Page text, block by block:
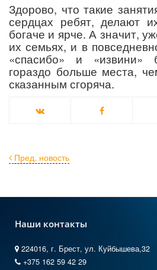
Здорово, что такие
сердцах ребят, делают
богаче и ярче. А значит,
их семьях, и в
«спасибо» и «извини»
гораздо больше места,
сказанным сгоряча.
Пред. новость
Наши контакты
224016, г. Брест, ул. Куйбышева,32
+375 162 59 42 29